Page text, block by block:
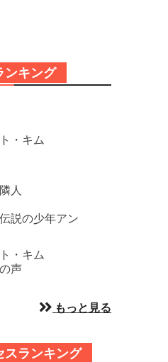
ンキング
・キム
人
説の少年アン
・キム
声
もっと見る
スランキング